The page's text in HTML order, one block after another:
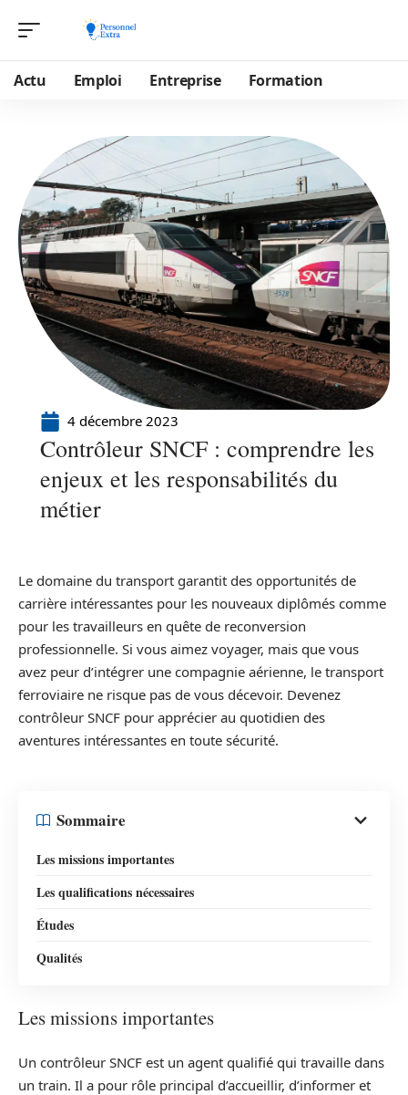
Actu Emploi Entreprise Formation
4 décembre 2023
Contrôleur SNCF : comprendre les
enjeux et les responsabilités du
métier
Le domaine du transport garantit des opportunités de
carrière intéressantes pour les nouveaux diplômés comme
pour les travailleurs en quête de reconversion
professionnelle. Si vous aimez voyager, mais que vous
avez peur d’intégrer une compagnie aérienne, le transport
ferroviaire ne risque pas de vous décevoir. Devenez
contrôleur SNCF pour apprécier au quotidien des
aventures intéressantes en toute sécurité.
Sommaire
Les missions importantes
Les qualifications nécessaires
Études
Qualités
Les missions importantes
Un contrôleur SNCF est un agent qualifié qui travaille dans
un train. Il a pour rôle principal d’accueillir, d’informer et